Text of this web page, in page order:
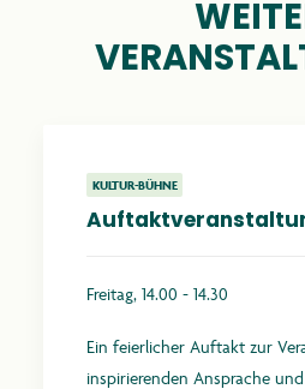
KULTUR-BÜHNE
Freitag, 14.00 - 14.30
Ein feierlicher Auftakt zur
inspirierenden Ansprache